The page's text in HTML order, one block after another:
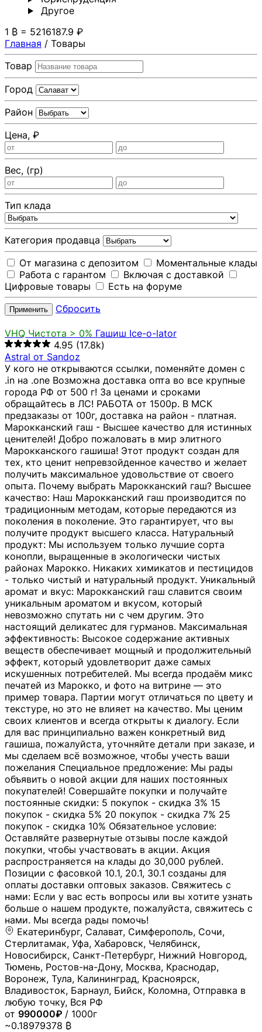
Другoе
1 ₿ = 5216187.9 ₽
Главная / Товары
Товар
Город
Район
Цена, ₽
Вес, (гр)
Тип клада
Категория продавца
От магазина с депозитом
Моментальные клады
Работа с гарантом
Включая с доставкой
Цифровые товары
Есть на форуме
Применить Сбросить
VHQ Чистота > 0% Гашиш Ice-o-lator
4.95 (17.8k)
Astral от Sandoz
У кого не открываются ссылки, поменяйте домен с
.in на .one Возможна доставка опта во все крупные
города РФ от 500 г! За ценами и сроками
обращайтесь в ЛС! РАБОТА от 1500р. В МСК
предзаказы от 100г, доставка на район - платная.
Марокканский гаш - Высшее качество для истинных
ценителей! Добро пожаловать в мир элитного
Марокканского гашиша! Этот продукт создан для
тех, кто ценит непревзойденное качество и желает
получить максимальное удовольствие от своего
опыта. Почему выбрать Марокканский гаш? Высшее
качество: Наш Марокканский гаш производится по
традиционным методам, которые передаются из
поколения в поколение. Это гарантирует, что вы
получите продукт высшего класса. Натуральный
продукт: Мы используем только лучшие сорта
конопли, выращенные в экологически чистых
районах Марокко. Никаких химикатов и пестицидов
- только чистый и натуральный продукт. Уникальный
аромат и вкус: Марокканский гаш славится своим
уникальным ароматом и вкусом, который
невозможно спутать ни с чем другим. Это
настоящий деликатес для гурманов. Максимальная
эффективность: Высокое содержание активных
веществ обеспечивает мощный и продолжительный
эффект, который удовлетворит даже самых
искушенных потребителей. Мы всегда продаём микс
печатей из Марокко, и фото на витрине — это
пример товара. Партии могут отличаться по цвету и
текстуре, но это не влияет на качество. Мы ценим
своих клиентов и всегда открыты к диалогу. Если
для вас принципиально важен конкретный вид
гашиша, пожалуйста, уточняйте детали при заказе, и
мы сделаем всё возможное, чтобы учесть ваши
пожелания Специальное предложение: Мы рады
объявить о новой акции для наших постоянных
покупателей! Совершайте покупки и получайте
постоянные скидки: 5 покупок - скидка 3% 15
покупок - скидка 5% 20 покупок - скидка 7% 25
покупок - скидка 10% Обязательное условие:
Оставляйте развернутые отзывы после каждой
покупки, чтобы участвовать в акции. Акция
распространяется на клады до 30,000 рублей.
Позиции с фасовкой 10.1, 20.1, 30.1 созданы для
оплаты доставки оптовых заказов. Свяжитесь с
нами: Если у вас есть вопросы или вы хотите узнать
больше о нашем продукте, пожалуйста, свяжитесь с
нами. Мы всегда рады помочь!
Екатеринбург, Салават, Симферополь, Сочи,
Стерлитамак, Уфа, Хабаровск, Челябинск,
Новосибирск, Санкт-Петербург, Нижний Новгород,
Тюмень, Ростов-на-Дону, Москва, Краснодар,
Воронеж, Тула, Калининград, Красноярск,
Владивосток, Барнаул, Бийск, Коломна, Отправка в
любую точку, Вся РФ
от 990000₽ / 1000г
~0.18979378 ₿